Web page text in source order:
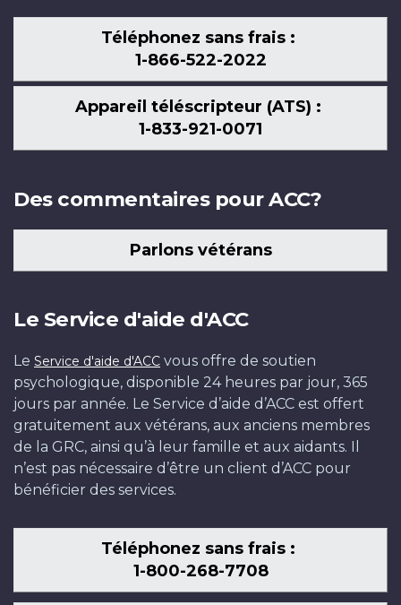
Téléphonez sans frais :
1-866-522-2022
Appareil téléscripteur (ATS) :
1-833-921-0071
Des commentaires pour ACC?
Parlons vétérans
Le Service d'aide d'ACC
Le Service d'aide d'ACC vous offre de soutien
psychologique, disponible 24 heures par jour, 365
jours par année. Le Service d’aide d’ACC est offert
gratuitement aux vétérans, aux anciens membres
de la GRC, ainsi qu’à leur famille et aux aidants. Il
n’est pas nécessaire d’être un client d’ACC pour
bénéficier des services.
Téléphonez sans frais :
1-800-268-7708